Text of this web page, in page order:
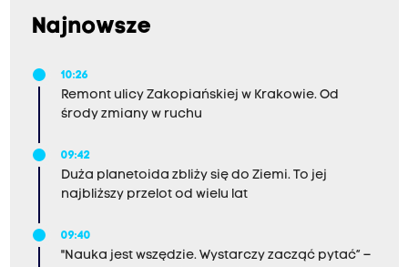
Najnowsze
10:26
Remont ulicy Zakopiańskiej w Krakowie. Od
środy zmiany w ruchu
09:42
Duża planetoida zbliży się do Ziemi. To jej
najbliższy przelot od wielu lat
09:40
"Nauka jest wszędzie. Wystarczy zacząć pytać” –